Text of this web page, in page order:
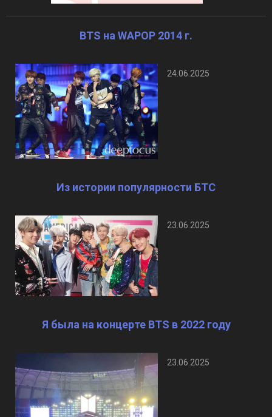
BTS на WAPOP 2014 г.
24.06.2025
Из истории популярности БТС
23.06.2025
Я была на концерте BTS в 2022 году
23.06.2025